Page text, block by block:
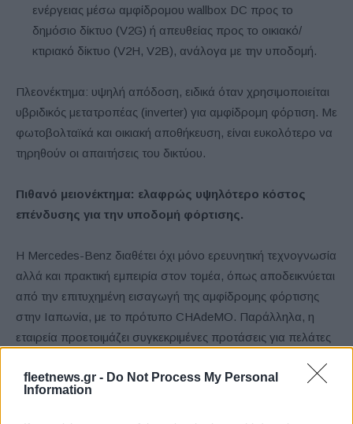
fleetnews.gr - Do Not Process My Personal
Information
ενέργειας μέσω αμφίδρομου wallbox DC προς το
δημόσιο δίκτυο (V2G) ή απευθείας προς το οικιακό/
κτιριακό δίκτυο (V2H, V2B), ανάλογα με την υποδομή.
Πλεονέκτημα: υψηλή απόδοση, ειδικά όταν χρησιμοποιείται
υβριδικός μετατροπέας (inverter) για αμφίδρομη φόρτιση. Με
φωτοβολταϊκά και οικιακή αποθήκευση, είναι ευκολότερο να
τηρηθούν οι απαιτήσεις του δικτύου.
Πιθανό μειονέκτημα: ελαφρώς υψηλότερο κόστος
επένδυσης για την υποδομή φόρτισης.
Η Mercedes-Benz διαθέτει όχι μόνο ερευνητική τεχνογνωσία
αλλά και πρακτική εμπειρία στον τομέα, όπως αποδεικνύεται
από την επιτυχημένη εισαγωγή της αμφίδρομης φόρτισης
στην Ιαπωνία, με το πρότυπο CHAdeMO. Παράλληλα, η
εταιρεία προετοιμάζει συγκεκριμένες προτάσεις για πελάτες
CLA με τεχνολογία EQ καθώς και η νέα GLC με τεχνολογία
EQ είναι ήδη τεχνικά εξοπλισμένες για αμφίδρομη φόρτιση